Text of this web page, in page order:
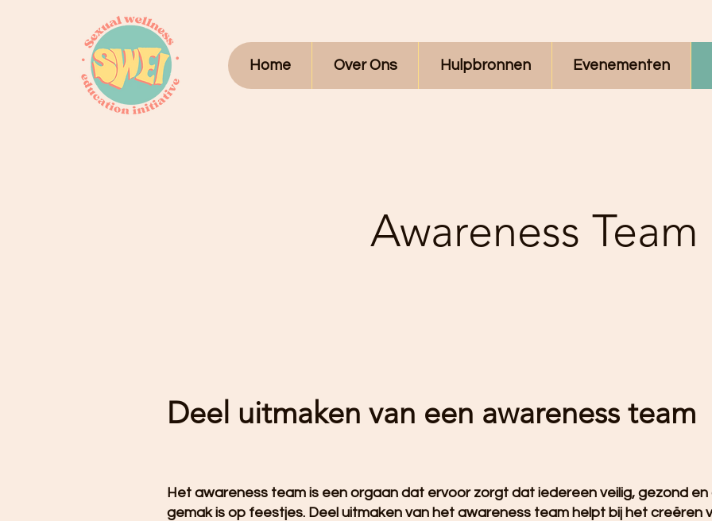
Home Over Ons Hulpbronnen Evenementen
Awareness Team
Deel uitmaken van een awareness team
Het awareness team is een orgaan dat ervoor zorgt dat iedereen veilig, gezond en
gemak is op feestjes. Deel uitmaken van het awareness team helpt bij het creëren